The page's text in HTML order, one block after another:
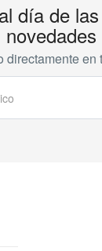
día de
novedades
directamente en